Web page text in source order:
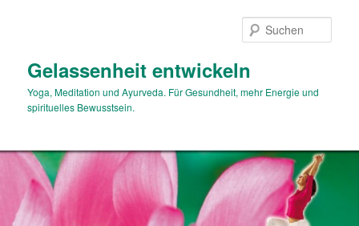
Gelassenheit entwickeln
Yoga, Meditation und Ayurveda. Für Gesundheit, mehr Energie und
spirituelles Bewusstsein.